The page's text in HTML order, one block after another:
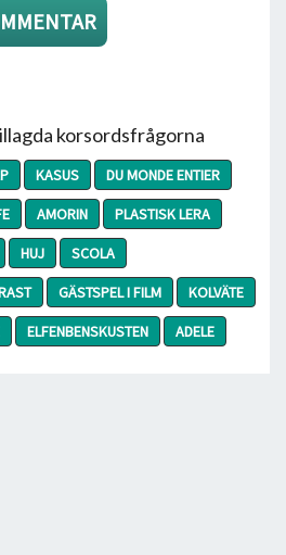
korsordsfrågorna
KASUS
DU MONDE ENTIER
AMORIN
PLASTISK LERA
HUJ
SCOLA
GÄSTSPEL I FILM
KOLVÄTE
ELFENBENSKUSTEN ADELE